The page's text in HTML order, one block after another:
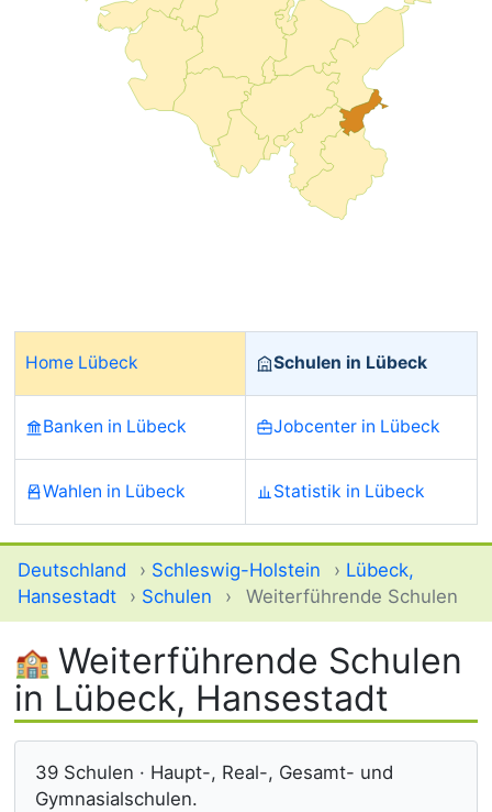
Home Lübeck Schulen in Lübeck
Banken in Lübeck Jobcenter in Lübeck
Wahlen in Lübeck Statistik in Lübeck
Deutschland › Schleswig-Holstein › Lübeck,
Hansestadt
› Schulen › Weiterführende Schulen
Weiterführende Schulen
in Lübeck, Hansestadt
39 Schulen · Haupt-, Real-, Gesamt- und
Gymnasialschulen.